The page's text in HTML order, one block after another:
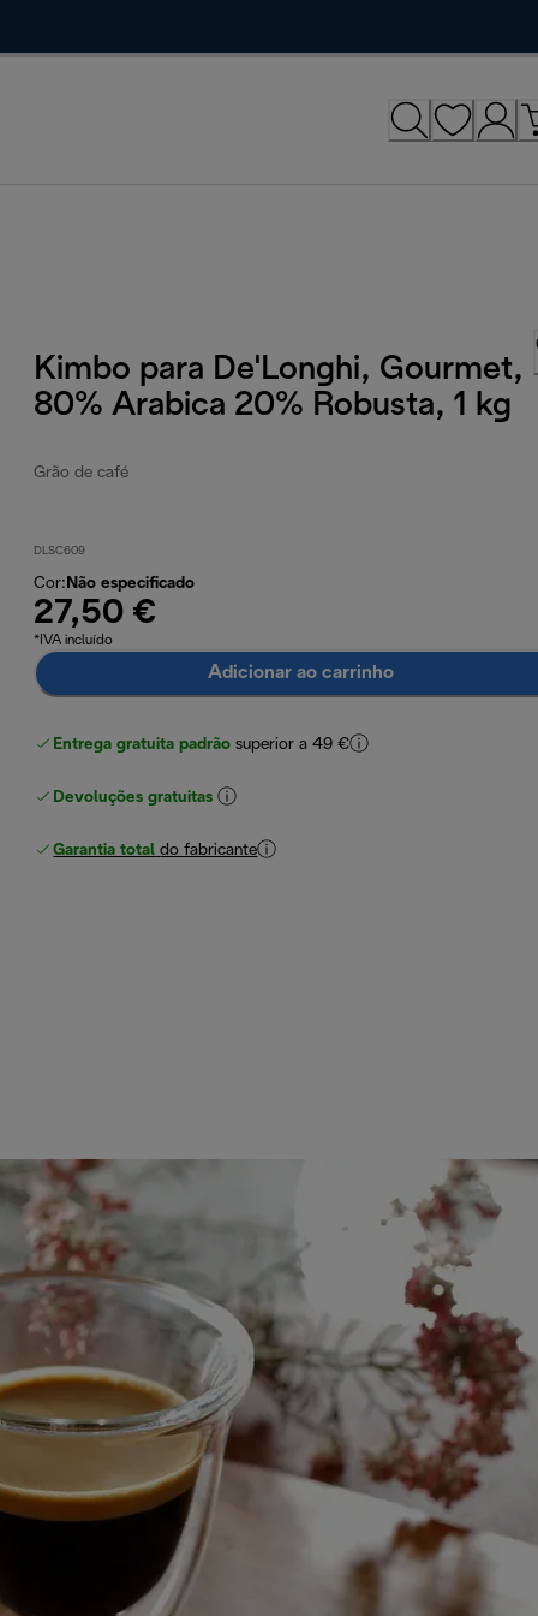
Kimbo para De'Longhi, Gourmet,
80% Arabica 20% Robusta, 1 kg
Grão de café
DLSC609
Cor: Não especificado
27,50 €
*IVA incluído
Adicionar ao carrinho
Entrega gratuita padrão superior a 49 €
Devoluções gratuitas
Garantia total do fabricante